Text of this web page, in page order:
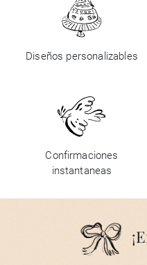
Diseños personalizables
Confirmaciones
instantaneas